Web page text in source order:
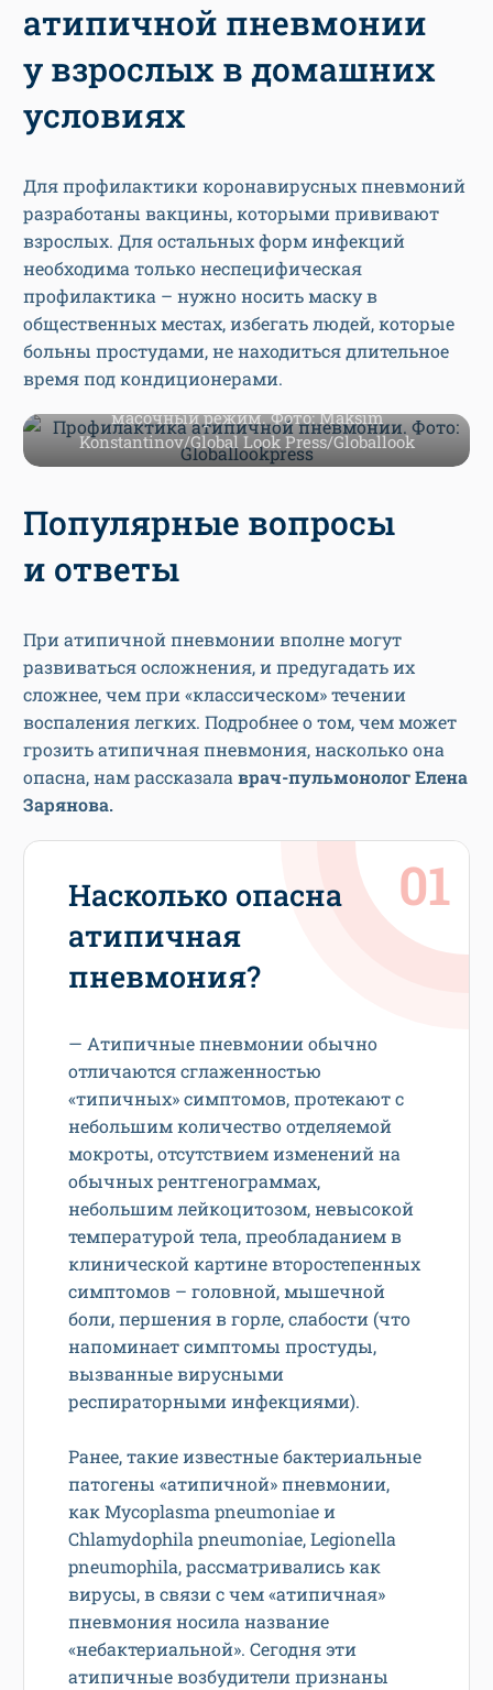
атипичной пневмонии
у взрослых в домашних
условиях
Для профилактики коронавирусных пневмоний
разработаны вакцины, которыми прививают
взрослых. Для остальных форм инфекций
необходима только неспецифическая
профилактика – нужно носить маску в
общественных местах, избегать людей, которые
больны простудами, не находиться длительное
время под кондиционерами.
Лучшая профилактика инфекционных
заболеваний — это вакцины (при их наличии) и
масочный режим. Фото: Maksim
Konstantinov/Global Look Press/Globallook
Популярные вопросы
и ответы
При атипичной пневмонии вполне могут
развиваться осложнения, и предугадать их
сложнее, чем при «классическом» течении
воспаления легких. Подробнее о том, чем может
грозить атипичная пневмония, насколько она
опасна, нам рассказала врач-пульмонолог Елена
Зарянова.
Насколько опасна
атипичная
пневмония?
— Атипичные пневмонии обычно
отличаются сглаженностью
«типичных» симптомов, протекают с
небольшим количество отделяемой
мокроты, отсутствием изменений на
обычных рентгенограммах,
небольшим лейкоцитозом, невысокой
температурой тела, преобладанием в
клинической картине второстепенных
симптомов – головной, мышечной
боли, першения в горле, слабости (что
напоминает симптомы простуды,
вызванные вирусными
респираторными инфекциями).
Ранее, такие известные бактериальные
патогены «атипичной» пневмонии,
как Mycoplasma pneumoniae и
Chlamydophila pneumoniae, Legionella
pneumophila, рассматривались как
вирусы, в связи с чем «атипичная»
пневмония носила название
«небактериальной». Сегодня эти
атипичные возбудители признаны